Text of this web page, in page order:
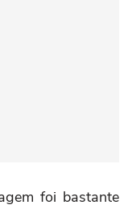
foi bastante